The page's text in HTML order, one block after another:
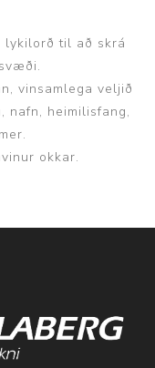
lykilorð til að skrá
vinsamlega veljið
nafn, heimilisfang,
okkar.